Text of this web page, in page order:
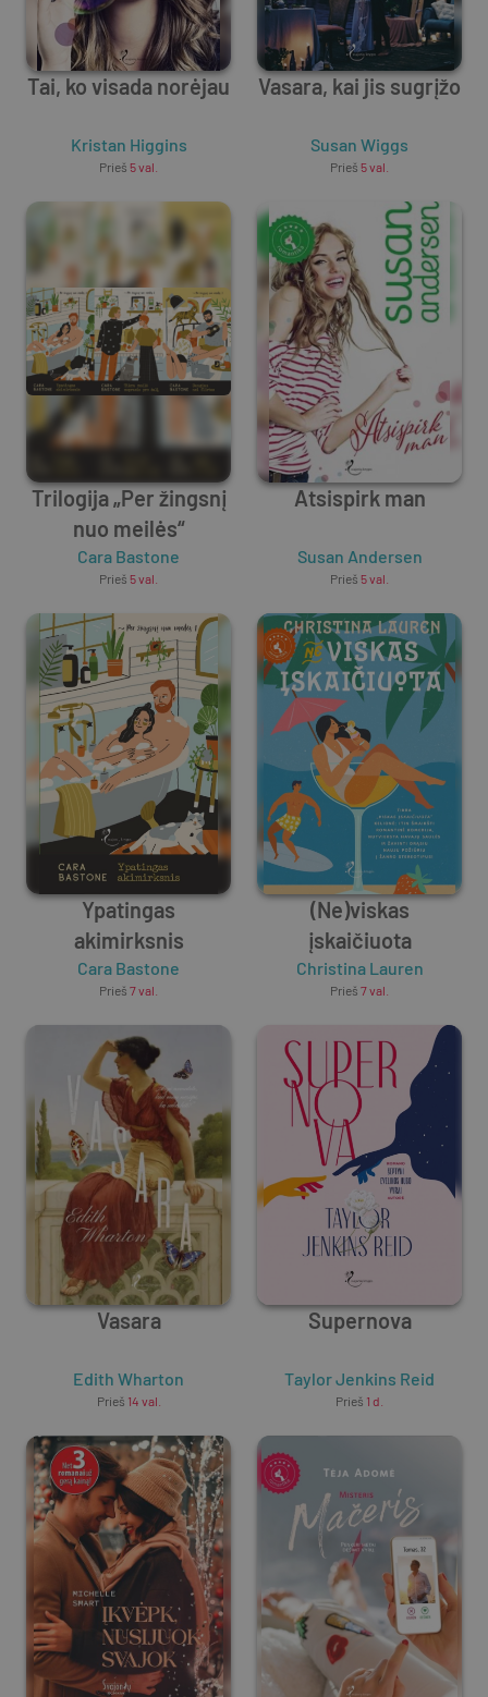
Tai, ko visada norėjau
Kristan Higgins
Prieš 5 val.
Vasara, kai jis sugrįžo
Susan Wiggs
Prieš 5 val.
Trilogija „Per žingsnį
nuo meilės“
Cara Bastone
Prieš 5 val.
Atsispirk man
Susan Andersen
Prieš 5 val.
Ypatingas
akimirksnis
Cara Bastone
Prieš 7 val.
(Ne)viskas
įskaičiuota
Christina Lauren
Prieš 7 val.
Vasara
Edith Wharton
Prieš 14 val.
Supernova
Taylor Jenkins Reid
Prieš 1 d.